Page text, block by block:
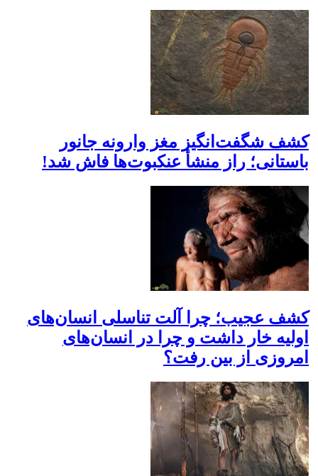
کشف شگفت‌انگیز مغز وارونه جانور
باستانی؛ راز منشأ عنکبوت‌ها فاش شد!
کشف عجیب؛ چرا آلت تناسلی انسان‌های
اولیه خار داشت و چرا در انسان‌های
امروزی از بین رفت؟